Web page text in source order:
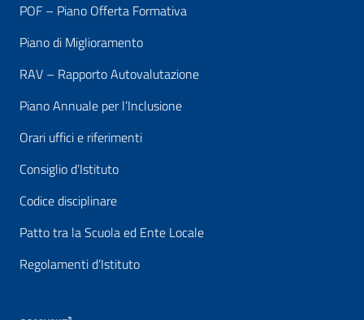
POF – Piano Offerta Formativa
Piano di Miglioramento
RAV – Rapporto Autovalutazione
Piano Annuale per l’Inclusione
Orari uffici e riferimenti
Consiglio d’Istituto
Codice disciplinare
Patto tra la Scuola ed Ente Locale
Regolamenti d’Istituto